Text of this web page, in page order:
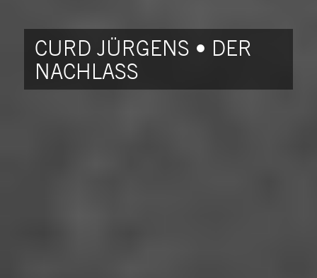
CURD JÜRGENS • DER
NACHLASS